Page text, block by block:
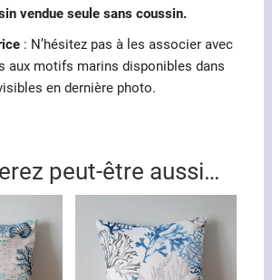
vendue seule sans coussin.
: N’hésitez pas à les associer avec
aux motifs marins disponibles dans
en dernière photo.
peut-être aussi…